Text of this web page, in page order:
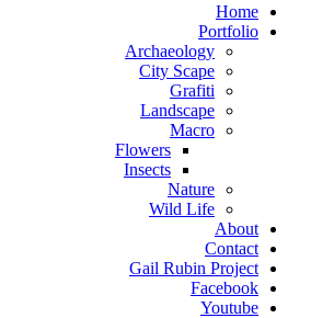
Home
Portfolio
Archaeology
City Scape
Grafiti
Landscape
Macro
Flowers
Insects
Nature
Wild Life
About
Contact
Gail Rubin Project
Facebook
Youtube